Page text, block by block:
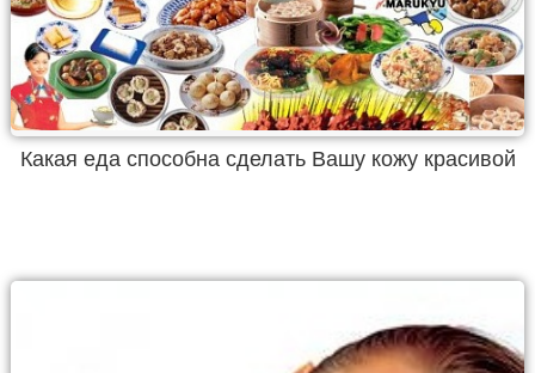
Какая еда способна сделать Вашу кожу красивой